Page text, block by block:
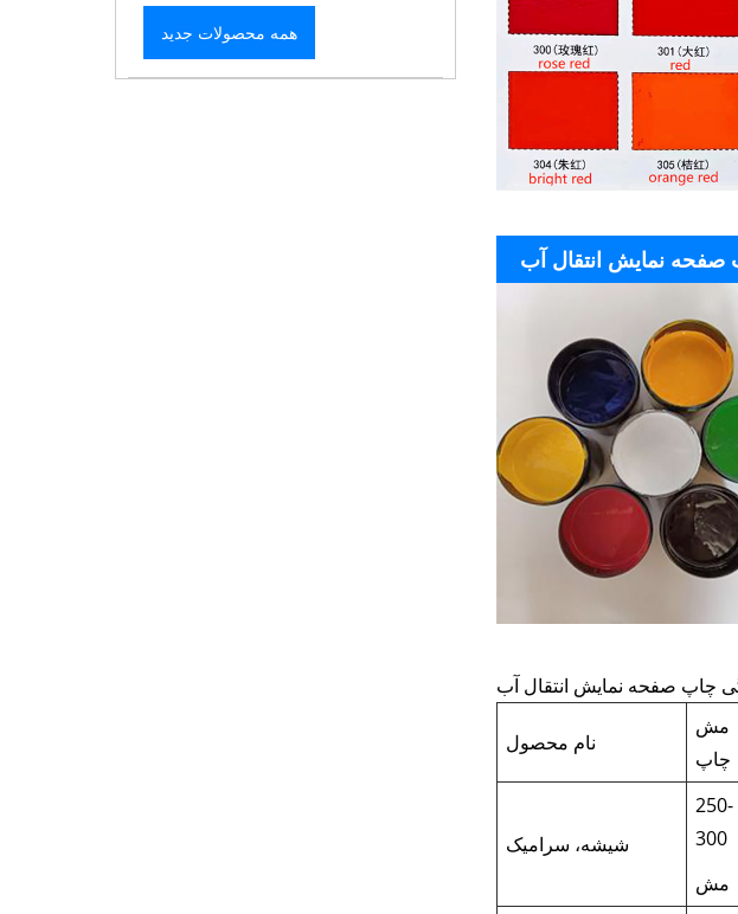
همه محصولات جدید
نام محصول
مش
چاپ
شیشه، سرامیک
250-
300
مش